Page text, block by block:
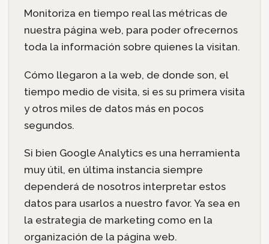
Monitoriza en tiempo real las métricas de
nuestra página web, para poder ofrecernos
toda la información sobre quienes la visitan.
Cómo llegaron a la web, de donde son, el
tiempo medio de visita, si es su primera visita
y otros miles de datos más en pocos
segundos.
Si bien Google Analytics es una herramienta
muy útil, en última instancia siempre
dependerá de nosotros interpretar estos
datos para usarlos a nuestro favor. Ya sea en
la estrategia de marketing como en la
organización de la página web.